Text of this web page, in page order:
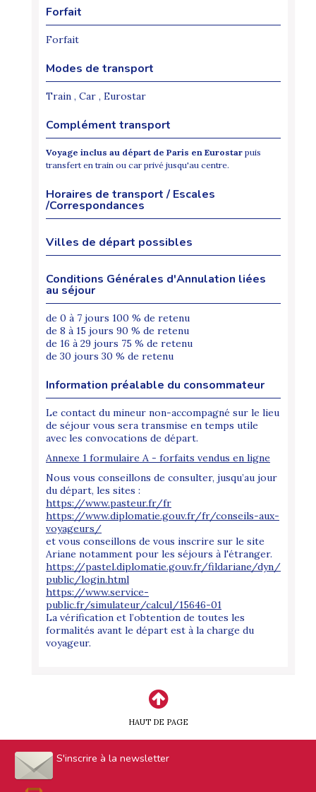
Forfait
Forfait
Modes de transport
Train , Car , Eurostar
Complément transport
Voyage inclus au départ de Paris en Eurostar puis
transfert en train ou car privé jusqu'au centre.
Horaires de transport / Escales
/Correspondances
Villes de départ possibles
Conditions Générales d'Annulation liées
au séjour
de 0 à 7 jours 100 % de retenu
de 8 à 15 jours 90 % de retenu
de 16 à 29 jours 75 % de retenu
de 30 jours 30 % de retenu
Information préalable du consommateur
Le contact du mineur non-accompagné sur le lieu
de séjour vous sera transmise en temps utile
avec les convocations de départ.
Annexe 1 formulaire A - forfaits vendus en ligne
Nous vous conseillons de consulter, jusqu’au jour
du départ, les sites :
https://www.pasteur.fr/fr
https://www.diplomatie.gouv.fr/fr/conseils-aux-
voyageurs/
et vous conseillons de vous inscrire sur le site
Ariane notamment pour les séjours à l'étranger.
https://pastel.diplomatie.gouv.fr/fildariane/dyn/
public/login.html
https://www.service-
public.fr/simulateur/calcul/15646-01
La vérification et l’obtention de toutes les
formalités avant le départ est à la charge du
voyageur.
HAUT DE PAGE
S'inscrire à la newsletter